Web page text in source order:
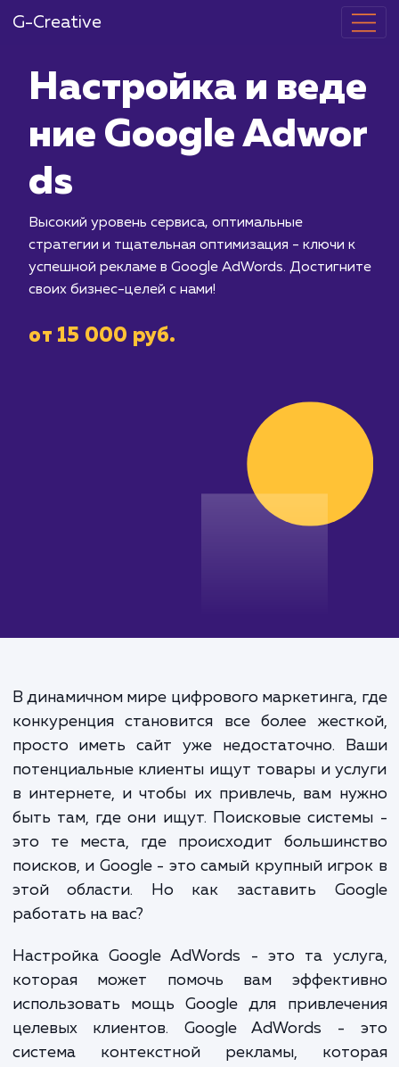
G-Creative
Настройка и
ние Google
ds
стратегии и тщательная
своих бизнес-целей с нами!
В динамичном мире цифрового маркетинга,
конкуренция становится все более
просто иметь сайт уже недостаточно.
потенциальные клиенты ищут товары и
в интернете, и чтобы их привлечь, вам
быть там, где они ищут. Поисковые
поисков, и Google - это самый крупный
этой области. Но как заставить
Настройка Google AdWords - это та